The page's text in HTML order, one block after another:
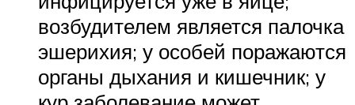
возбудителем является палочка
эшерихия; у особей поражаются
органы дыхания и кишечник; у